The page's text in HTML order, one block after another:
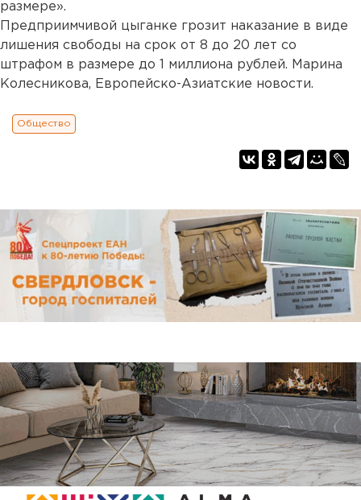
размере».
Предприимчивой цыганке грозит наказание в виде
лишения свободы на срок от 8 до 20 лет со
штрафом в размере до 1 миллиона рублей. Марина
Колесникова, Европейско-Азиатские новости.
Общество